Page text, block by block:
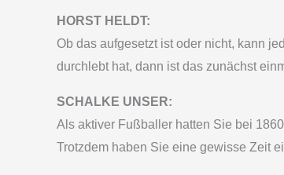
HORST HELDT:
Ob das aufgesetzt ist oder nicht, kann
durchlebt hat, dann ist das zunächst
SCHALKE UNSER:
Als aktiver Fußballer hatten Sie bei
Trotzdem haben Sie eine gewisse Zeit